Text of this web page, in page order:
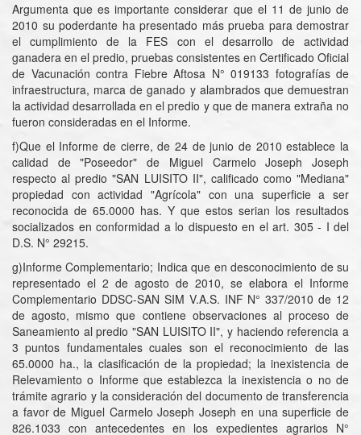
Argumenta que es importante considerar que el 11 de junio de
2010 su poderdante ha presentado más prueba para demostrar
el cumplimiento de la FES con el desarrollo de actividad
ganadera en el predio, pruebas consistentes en Certificado Oficial
de Vacunación contra Fiebre Aftosa N° 019133 fotografías de
infraestructura, marca de ganado y alambrados que demuestran
la actividad desarrollada en el predio y que de manera extraña no
fueron consideradas en el Informe.
f)Que el Informe de cierre, de 24 de junio de 2010 establece la
calidad de "Poseedor" de Miguel Carmelo Joseph Joseph
respecto al predio "SAN LUISITO II", calificado como "Mediana"
propiedad con actividad "Agrícola" con una superficie a ser
reconocida de 65.0000 has. Y que estos serian los resultados
socializados en conformidad a lo dispuesto en el art. 305 - I del
D.S. N° 29215.
g)Informe Complementario; Indica que en desconocimiento de su
representado el 2 de agosto de 2010, se elabora el Informe
Complementario DDSC-SAN SIM V.A.S. INF N° 337/2010 de 12
de agosto, mismo que contiene observaciones al proceso de
Saneamiento al predio "SAN LUISITO II", y haciendo referencia a
3 puntos fundamentales cuales son el reconocimiento de las
65.0000 ha., la clasificación de la propiedad; la inexistencia de
Relevamiento o Informe que establezca la inexistencia o no de
trámite agrario y la consideración del documento de transferencia
a favor de Miguel Carmelo Joseph Joseph en una superficie de
826.1033 con antecedentes en los expedientes agrarios N°